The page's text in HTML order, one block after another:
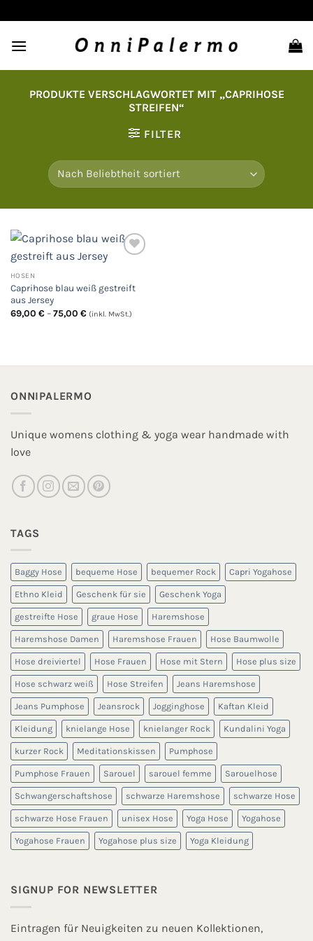
Inhalt
springen
PRODUKTE VERSCHLAGWORTET MIT „CAPRIHOSE
STREIFEN“
FILTER
die
HOSEN
Caprihose blau weiß gestreift
aus Jersey
69,00 € – 75,00 €Preisspanne:
(inkl. MwSt.)
ONNIPALERMO
Unique womens clothing & yoga wear handmade with
love
TAGS
Baggy Hose bequeme Hose bequemer Rock Capri Yogahose
Ethno Kleid Geschenk für sie Geschenk Yoga
gestreifte Hose graue Hose Haremshose
Haremshose Damen Haremshose Frauen Hose Baumwolle
Hose dreiviertel Hose Frauen Hose mit Stern Hose plus size
Hose schwarz weiß Hose Streifen Jeans Haremshose
Jeans Pumphose Jeansrock Jogginghose Kaftan Kleid
Kleidung knielange Hose knielanger Rock Kundalini Yoga
kurzer Rock Meditationskissen Pumphose
Pumphose Frauen Sarouel sarouel femme Sarouelhose
Schwangerschaftshose schwarze Haremshose schwarze Hose
schwarze Hose Frauen unisex Hose Yoga Hose Yogahose
Yogahose Frauen Yogahose plus size Yoga Kleidung
SIGNUP FOR NEWSLETTER
Eintragen für Neuigkeiten zu neuen Kollektionen,